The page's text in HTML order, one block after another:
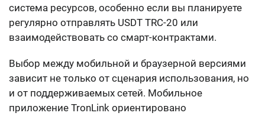
система ресурсов, особенно если вы планируете
регулярно отправлять USDT TRC-20 или
взаимодействовать со смарт-контрактами.
Выбор между мобильной и браузерной версиями
зависит не только от сценария использования, но
и от поддерживаемых сетей. Мобильное
приложение TronLink ориентировано